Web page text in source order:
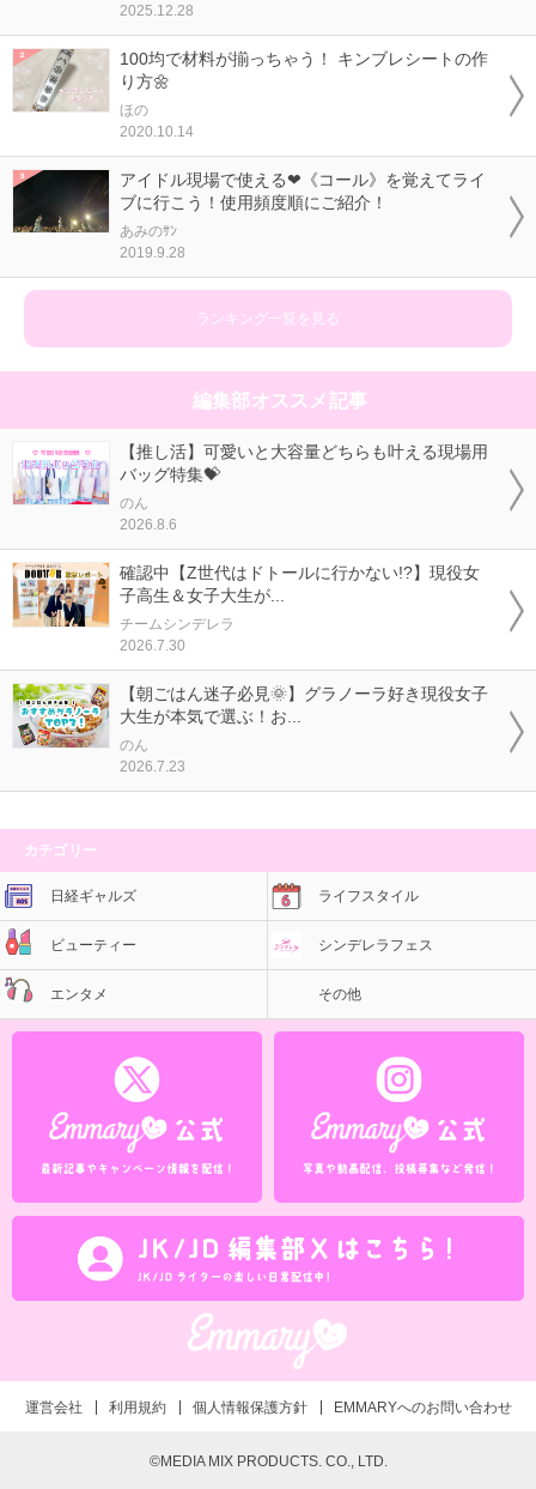
2025.12.28
100均で材料が揃っちゃう！ キンブレシートの作
り方🌼
ほの
2020.10.14
アイドル現場で使える❤《コール》を覚えてライ
ブに行こう！使用頻度順にご紹介！
あみのｻﾝ
2019.9.28
ランキング一覧を見る
編集部オススメ記事
【推し活】可愛いと大容量どちらも叶える現場用
バッグ特集💝
のん
2026.8.6
確認中【Z世代はドトールに行かない!?】現役女
子高生＆女子大生が...
チームシンデレラ
2026.7.30
【朝ごはん迷子必見🌞】グラノーラ好き現役女子
大生が本気で選ぶ！お...
のん
2026.7.23
カテゴリー
日経ギャルズ ライフスタイル
ビューティー シンデレラフェス
エンタメ その他
運営会社 利用規約 個人情報保護方針 EMMARYへのお問い合わせ
©MEDIA MIX PRODUCTS. CO., LTD.